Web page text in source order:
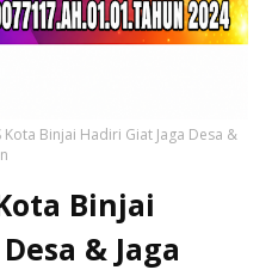
Kota Binjai Hadiri Giat Jaga Desa &
Binjai
& Jaga